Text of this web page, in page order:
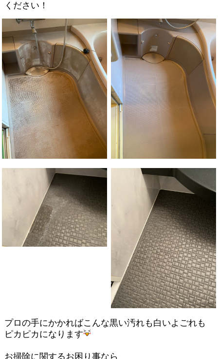
ください！
プロの手にかかればこんな黒い汚れも白いよごれも
ピカピカになります
お掃除に関するお困り事なら